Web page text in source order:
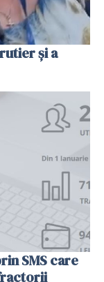
și a
SMS care